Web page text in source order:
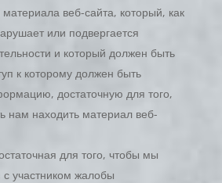
веб-сайта, который, как
или подвергается
и который должен быть
к которому должен быть
достаточную для того,
нам находить материал веб-
для того, чтобы мы
с участником жалобы